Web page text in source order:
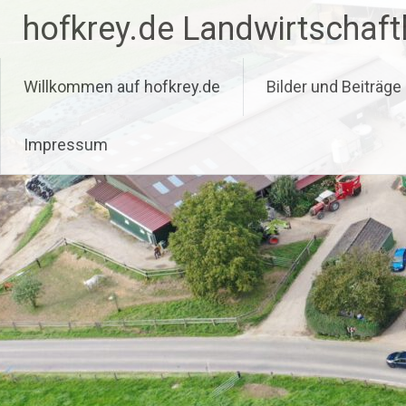
Zum
Inhalt
springen
hofkrey.de
Willkommen auf hofkrey.de Bilder und Beiträge
Impressum